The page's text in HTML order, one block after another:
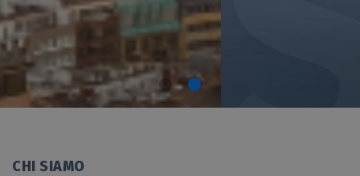
CHI SIAMO